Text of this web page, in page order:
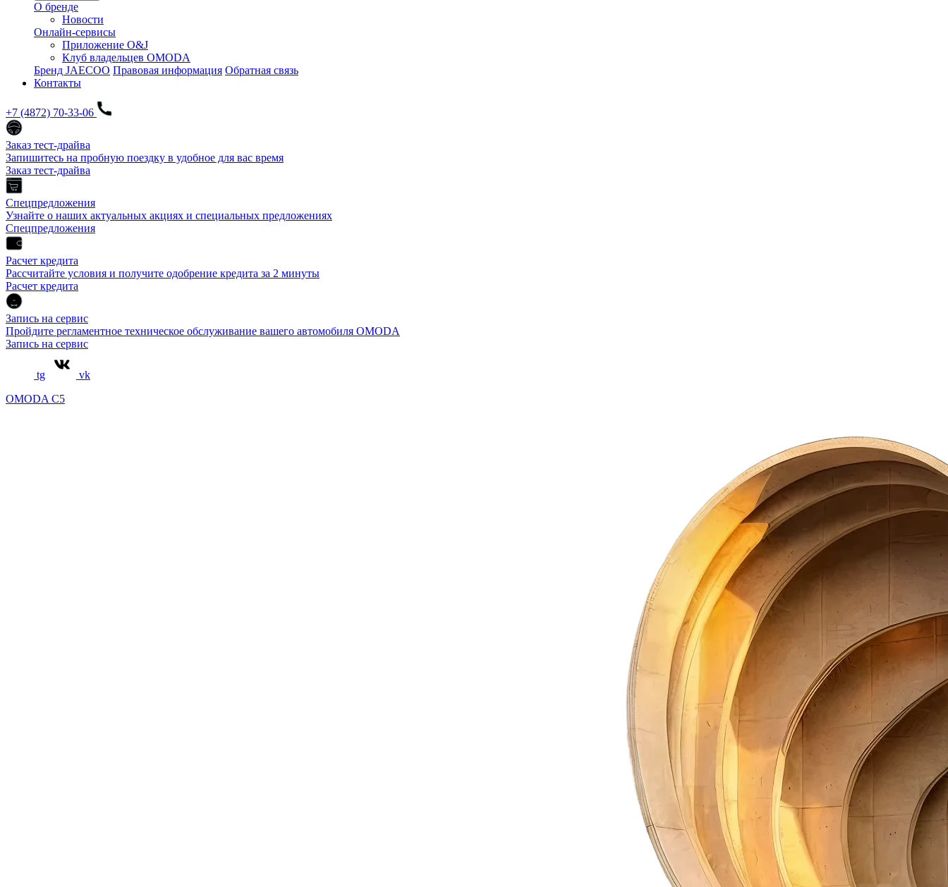
О бренде
Новости
Онлайн-сервисы
Приложение O&J
Клуб владельцев OMODA
Бренд JAECOO Правовая информация Обратная связь
Контакты
+7 (4872) 70-33-06
Заказ тест-драйва
Запишитесь на пробную поездку в удобное для вас время
Заказ тест-драйва
Спецпредложения
Узнайте о наших актуальных акциях и специальных предложениях
Спецпредложения
Расчет кредита
Рассчитайте условия и получите одобрение кредита за 2 минуты
Расчет кредита
Запись на сервис
Пройдите регламентное техническое обслуживание вашего автомобиля OMODA
Запись на сервис
tg
vk
OMODA C5